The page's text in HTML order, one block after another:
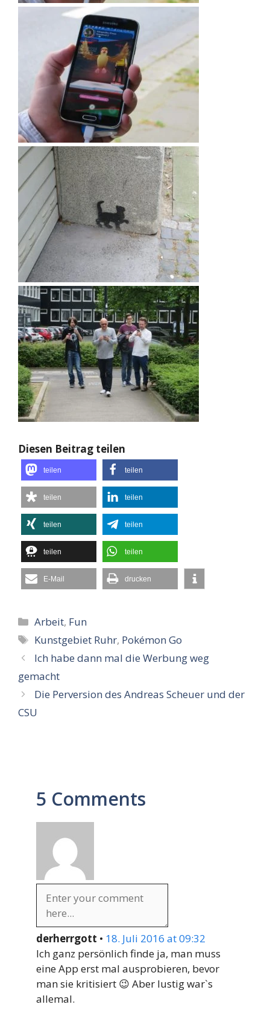
Diesen Beitrag teilen
teilen teilen
teilen teilen
teilen teilen
teilen teilen
E-Mail drucken
Kategorien
Arbeit, Fun
Schlagwörter
Kunstgebiet Ruhr, Pokémon Go
Ich habe dann mal die Werbung weg
gemacht
Die Perversion des Andreas Scheuer und der
CSU
5 Comments
derherrgott • 18. Juli 2016 at 09:32
Ich ganz persönlich finde ja, man muss
eine App erst mal ausprobieren, bevor
man sie kritisiert 😉 Aber lustig war`s
allemal.